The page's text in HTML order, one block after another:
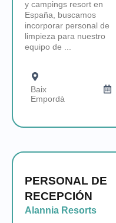
y campings resort en
España, buscamos
incorporar personal de
limpieza para nuestro
equipo de ...
Baix
Empordà
PERSONAL DE
RECEPCIÓN
Alannia Resorts